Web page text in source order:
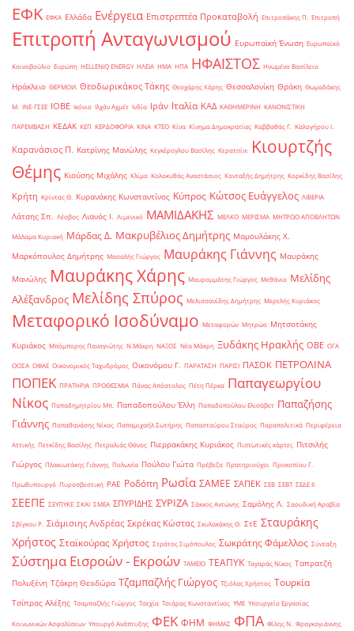
ΕΦΚ ΕΦΚΑ Ελλάδα Ενέργεια Επιστρεπτέα Προκαταβολή Επιτροπάκης Π. Επιτροπή
Επιτροπή Ανταγωνισμού Ευρωπαϊκή Ένωση Ευρωπαϊκό
Κοινοβούλιο Ευρώπη ΗELLENiQ ENERGY ΗΛΕΙΑ ΗΜΑ ΗΠΑ ΗΦΑΙΣΤΟΣ Ηνωμένο Βασίλειο
Ηράκλειο ΘΕΡΜΟΙΛ Θεοδωρικάκος Τάκης Θεοχάρης Χάρης Θεσσαλονίκη Θράκη Θωμαδάκης
Μ. ΙΝΕ-ΓΣΕΕ ΙΟΒΕ Ικόνιο Ιλχάν Αχμέτ Ινδία Ιράν Ιταλία ΚΑΔ ΚΑΘΗΜΕΡΙΝΗ ΚΑΝΟΝΙΣΤΙΚΗ
ΠΑΡΕΜΒΑΣΗ ΚΕΔΑΚ ΚΕΠ ΚΕΡΔΟΦΟΡΙΑ ΚΙΝΑ ΚΤΕΟ Κίνα Κίνημα Δημοκρατίας Καββαθάς Γ. Καλογήρου Ι.
Καρανάσιος Π. Κατρίνης Μανώλης Κεγκέρογλου Βασίλης Κερατσίνι
Κιουρτζής
Θέμης Κιούσης Μιχάλης Κλίμα Κολοκυθάς Αναστάσιος Κονταξής Δημήτρης Κορκίδης Βασίλης
Κρήτη Κρίντας Θ. Κυρανάκης Κωνσταντίνος Κύπρος Κώτσος Ευάγγελος ΛΙΒΕΡΙΑ
Λάτσης Σπ. Λέσβος Λιανός Ι. Λιμενικό ΜΑΜΙΔΑΚΗΣ ΜΕΛΚΟ ΜΕΡΙΣΜΑ ΜΗΤΡΩΟ ΑΠΟΒΛΗΤΩΝ
Μάλαμα Κυριακή Μάρδας Δ. Μακρυβέλιος Δημήτρης Μαμουλάκης Χ.
Μαρκόπουλος Δημήτρης Μασαλής Γιώργος Μαυράκης Γιάννης Μαυράκης
Μανώλης Μαυράκης Χάρης Μαυρομμάτης Γιώργος Μεθάνιο Μελίδης
Αλέξανδρος Μελίδης Σπύρος Μελισσανίδης Δημήτρης Μερελής Κυριάκος
Μεταφορικό Ισοδύναμο Μεταφορών Μητρώο Μητσοτάκης
Κυριάκος Μπόμπορης Παναγιώτης Ν.Μάκρη ΝΑΞΟΣ Νέα Μάκρη Ξυδάκης Ηρακλής ΟΒΕ ΟΓΑ
ΟΟΣΑ ΟΦΑΕ Οικονομικός Ταχυδρόμος Οικονόμου Γ. ΠΑΡΑΤΑΣΗ ΠΑΡΙΣΙ ΠΑΣΟΚ ΠΕΤΡΟΛΙΝΑ
ΠΟΠΕΚ ΠΡΑΤΗΡΙΑ ΠΡΟΘΕΣΜΙΑ Πάνας Απόστολος Πέτη Πέρκα Παπαγεωργίου
Νίκος Παπαδημητρίου Μπ. Παπαδοπούλου Έλλη Παπαδοπούλου Ελισάβετ Παπαζήσης
Γιάννης Παπαθανάσης Νίκος Παπαμιχαήλ Σωτήρης Παπασταύρου Σταύρος Παραπολιτικά Περιφέρεια
Αττικής Πετκίδης Βασίλης Πετραλιάς Θάνος Πιερρακάκης Κυριάκος Πιστωτικές κάρτες Πιτσιλής
Γιώργος Πλακιωτάκης Γιάννης Πολωνία Πούλου Γιώτα Πρέβεζα Πρατηριούχοι Προκοπίου Γ.
Πρωθυπουργό Πυροσβεστική ΡΑΕ Ροδόπη Ρωσία ΣΑΜΕΕ ΣΑΠΕΚ ΣΕΒ ΣΕΒΤ ΣΕΔΕ ΙΙ
ΣΕΕΠΕ ΣΕΥΠΥΚΕ ΣΚΑΙ ΣΜΕΑ ΣΠΥΡΙΔΗΣ ΣΥΡΙΖΑ Σάκκος Αντώνης Σαμόλης Λ. Σαουδική Αραβία
Σβίγκου Ρ. Σιάμισιης Ανδρέας Σκρέκας Κώστας Σκυλακάκης Θ. ΣτΕ Σταυράκης
Χρήστος Σταϊκούρας Χρήστος Στράτος Σιμόπουλος Σωκράτης Φάμελλος Σύνταξη
Σύστημα Εισροών - Εκροών ΤΑΜΕΙΟ ΤΕΑΠΥΚ Ταγαράς Νίκος Ταπρατζή
Πολυξένη Τζάκρη Θεοδώρα Τζαμπαζλής Γιώργος Τζιόλας Χρήστος Τουρκία
Τσίπρας Αλέξης Τσαμπαζλής Γιώργος Τσεχία Τσιάρας Κωνσταντίνος ΥΜΕ Υπουργείο Εργασίας
Κοινωνικών Ασφαλίσεων Υπουργό Ανάπτυξης ΦΕΚ ΦΗΜ ΦΗΜΑΣ ΦΠΑ Φίλης Ν. Φραγκογιάννης